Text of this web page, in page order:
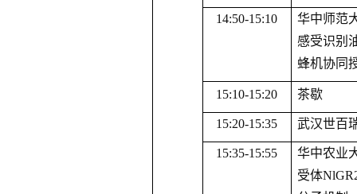
14:50-1 5:10
华中师范
感受识别
蜂机协同
1 5:10-15:20 茶歇
1 5:20-1 5:35 武汉世百
1 5:35-1 5:55
华中农业
受体